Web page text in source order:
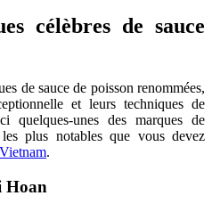
célèbres de sauce
de sauce de poisson renommées,
et leurs techniques de
quelques-unes des marques de
plus notables que vous devez
Vietnam.
Hoan